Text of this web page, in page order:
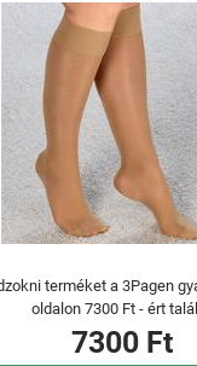
terméket a 3Pagen
oldalon 7300 Ft - ért
7300 Ft